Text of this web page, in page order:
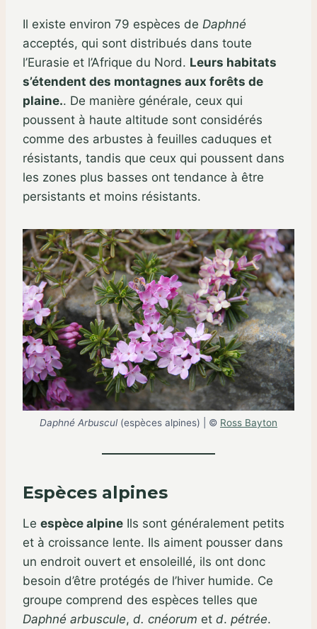
Il existe environ 79 espèces de Daphné
acceptés, qui sont distribués dans toute
l’Eurasie et l’Afrique du Nord. Leurs habitats
s’étendent des montagnes aux forêts de
plaine.. De manière générale, ceux qui
poussent à haute altitude sont considérés
comme des arbustes à feuilles caduques et
résistants, tandis que ceux qui poussent dans
les zones plus basses ont tendance à être
persistants et moins résistants.
Daphné Arbuscul (espèces alpines) | © Ross Bayton
Espèces alpines
Le espèce alpine Ils sont généralement petits
et à croissance lente. Ils aiment pousser dans
un endroit ouvert et ensoleillé, ils ont donc
besoin d’être protégés de l’hiver humide. Ce
groupe comprend des espèces telles que
Daphné arbuscule, d. cnéorum et d. pétrée.